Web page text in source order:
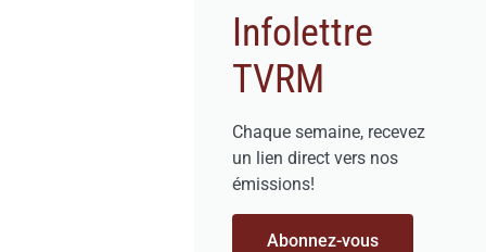
Infolettre
TVRM
Chaque semaine, recevez
un lien direct vers nos
émissions!
Abonnez-vous